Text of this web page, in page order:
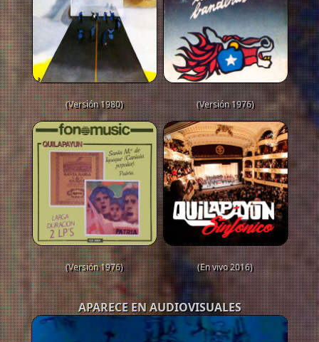
(Versión 1980) (Versión 1976)
(Versión 1976) (En vivo 2016)
APARECE EN AUDIOVISUALES